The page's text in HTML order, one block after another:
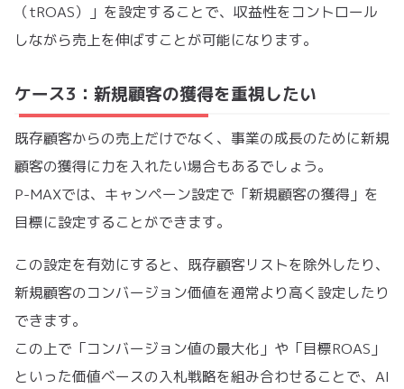
（tROAS）」を設定することで、収益性をコントロール
しながら売上を伸ばすことが可能になります。
ケース3：新規顧客の獲得を重視したい
既存顧客からの売上だけでなく、事業の成長のために新規
顧客の獲得に力を入れたい場合もあるでしょう。
P-MAXでは、キャンペーン設定で「新規顧客の獲得」を
目標に設定することができます。
この設定を有効にすると、既存顧客リストを除外したり、
新規顧客のコンバージョン価値を通常より高く設定したり
できます。
この上で「コンバージョン値の最大化」や「目標ROAS」
といった価値ベースの入札戦略を組み合わせることで、AI